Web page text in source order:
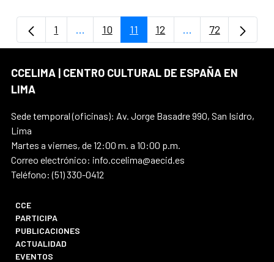
Página
1 ...Páginas intermedias Use TAB para
Página
10 Página
11 Página
12 ...PáginasPágina
72
CCELIMA | CENTRO CULTURAL DE ESPAÑA EN
LIMA
Sede temporal (oficinas): Av. Jorge Basadre 990, San Isidro,
Lima
Martes a viernes, de 12:00 m. a 10:00 p.m.
Correo electrónico: info.ccelima@aecid.es
Teléfono: (51) 330-0412
CCE
PARTICIPA
PUBLICACIONES
ACTUALIDAD
EVENTOS